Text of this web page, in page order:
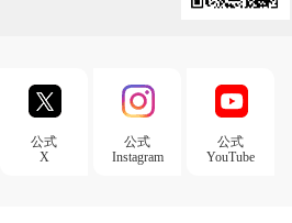
公式
X
公式
Instagram
公式
YouTube